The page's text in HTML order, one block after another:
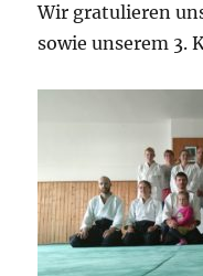
Wir gratulieren
sowie unserem 3.